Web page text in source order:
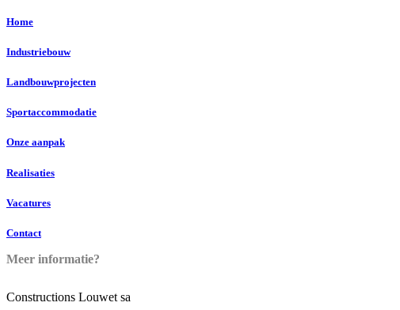
Home
Industriebouw
Landbouwprojecten
Sportaccommodatie
Onze aanpak
Realisaties
Vacatures
Contact
Meer informatie?
Constructions Louwet sa